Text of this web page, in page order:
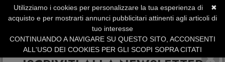
SERVIZIO CLIENTI +39.0773.470.562
SUMMER SALES | Fino al 31 Agosto
✖
Utilizziamo i cookies per personalizzare la tua esperienza di
acquisto e per mostrarti annunci pubblicitari attinenti agli articoli di
tuo interesse
CONTINUANDO A NAVIGARE SU QUESTO SITO, ACCONSENTI
ALL'USO DEI COOKIES PER GLI SCOPI SOPRA CITATI